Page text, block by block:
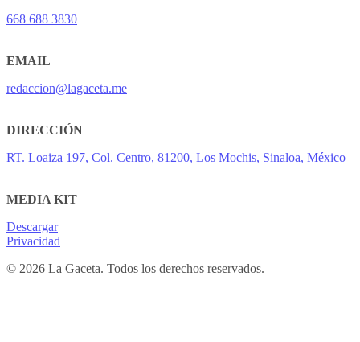
668 688 3830
EMAIL
redaccion@lagaceta.me
DIRECCIÓN
RT. Loaiza 197, Col. Centro, 81200, Los Mochis, Sinaloa, México
MEDIA KIT
Descargar
Privacidad
© 2026 La Gaceta. Todos los derechos reservados.